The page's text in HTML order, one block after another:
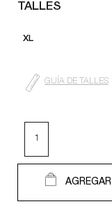
TALLES
XL
GUÍA DE TALLES
AGREGAR